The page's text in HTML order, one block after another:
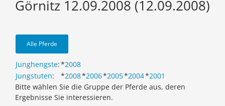
Görnitz 12.09.2008 (12.09.2008)
Alle Pferde
Junghengste:*2008
Jungstuten: *2008*2006*2005*2004*2001
Bitte wählen Sie die Gruppe der Pferde aus, deren
Ergebnisse Sie interessieren.